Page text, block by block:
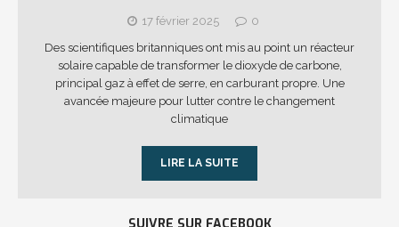
17 février 2025
0
Des scientifiques britanniques ont mis au point un réacteur
solaire capable de transformer le dioxyde de carbone,
principal gaz à effet de serre, en carburant propre. Une
avancée majeure pour lutter contre le changement
climatique
LIRE LA SUITE